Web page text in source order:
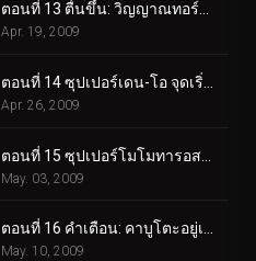
ตอนที่ 13 ตื่นขึ้น: วิญญาณทอร์นาโด
Apr. 19, 2009
Apr. 26, 2009
May. 03, 2009
ตอนที่ 16 คำเตือน: คาบูโตะอยู่เหนือการควบคุม
May. 10, 2009